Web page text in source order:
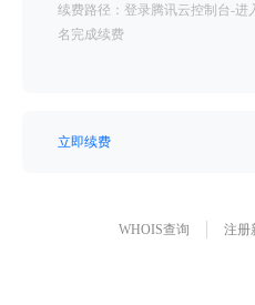
续费路径：登录腾讯云控制台-进
名完成续费
立即续费
WHOIS查询 注册